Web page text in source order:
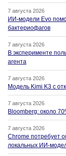
7 августа 2026
ИИ-модели Evo
бактериофагов
7 августа 2026
В эксперименте
агента
7 августа 2026
Модель Kimi K3 с
7 августа 2026
Bloomberg: около
7 августа 2026
Chrome потребует
локальных ИИ-